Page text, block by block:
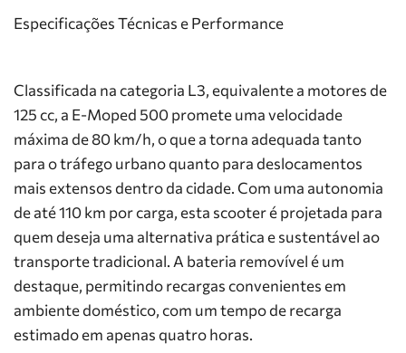
Especificações Técnicas e Performance
Classificada na categoria L3, equivalente a motores de
125 cc, a E-Moped 500 promete uma velocidade
máxima de 80 km/h, o que a torna adequada tanto
para o tráfego urbano quanto para deslocamentos
mais extensos dentro da cidade. Com uma autonomia
de até 110 km por carga, esta scooter é projetada para
quem deseja uma alternativa prática e sustentável ao
transporte tradicional. A bateria removível é um
destaque, permitindo recargas convenientes em
ambiente doméstico, com um tempo de recarga
estimado em apenas quatro horas.